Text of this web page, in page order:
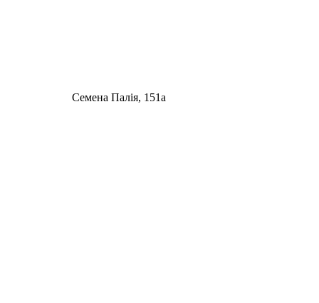
Семена Палія, 151а